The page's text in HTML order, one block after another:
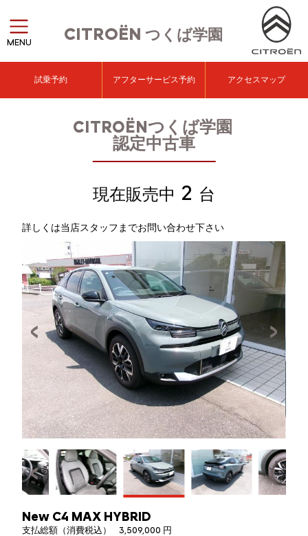
CITROËNつくば学園
MENU
試乗予約 アフターサービス予約 アクセスマップ
CITROËNつくば学園
認定中古車
現在販売中 2 台
詳しくは当店スタッフまでお問い合わせ下さい
New C4 MAX HYBRID
支払総額（消費税込）
3,509,000 円